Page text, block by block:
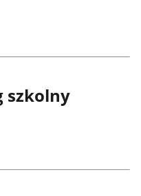
szkolny